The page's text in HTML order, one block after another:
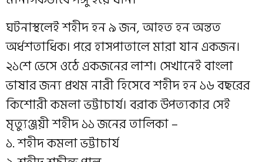
ঘটনাস্থলেই শহীদ হন ৯ জন, আহত হন অন্তত
অর্ধশতাধিক। পরে হাসপাতালে মারা যান একজন।
২১শে ভেসে ওঠে একজনের লাশ। সেখানেই বাংলা
ভাষার জন্য প্রথম নারী হিসেবে শহীদ হন ১৬ বছরের
কিশোরী কমলা ভট্টাচার্য। বরাক উপত্যকার সেই
মৃত্যুঞ্জয়ী শহীদ ১১ জনের তালিকা –
১. শহীদ কমলা ভট্টাচার্য